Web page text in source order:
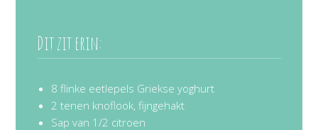
Dit zit erin:
8 flinke eetlepels Griekse yoghurt
2 tenen knoflook, fijngehakt
Sap van 1/2 citroen